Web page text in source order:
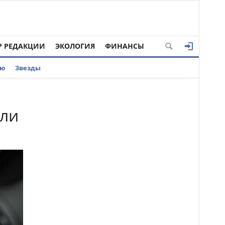
РЕДАКЦИИ ЭКОЛОГИЯ ФИНАНСЫ
Звезды